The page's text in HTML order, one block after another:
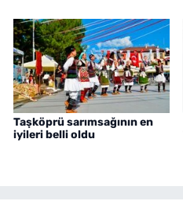
Taşköprü sarımsağının en
iyileri belli oldu